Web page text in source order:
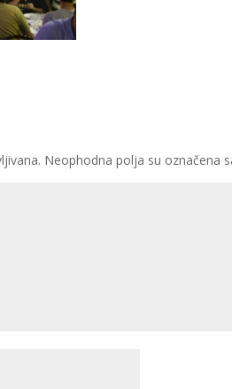
Neophodna polja su označena